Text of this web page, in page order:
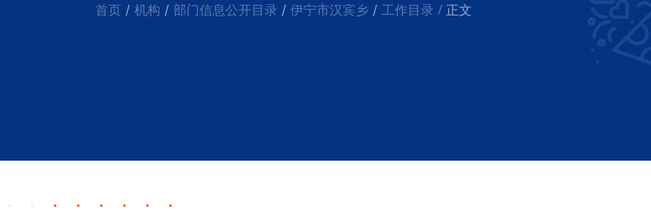
首页 / 机构 / 部门信息公开目录 / 伊宁市汉宾乡 / 工作目录 / 正文